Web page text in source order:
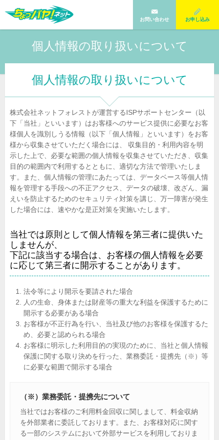
お問い合わせ お申し込み
個人情報の取り扱いについて
個人情報の取り扱いについて
株式会社ネットフォレストが運営するISPサポートセンター（以
下「当社」といいます）はお客様へのサービス提供に必要なお客
様個人を識別しうる情報（以下「個人情報」といいます）をお客
様から収集させていただく場合には、 収集目的・利用内容を明
示した上で、必要な範囲の個人情報を収集させていただき、収集
目的の範囲内で利用するとともに、適切な方法で管理いたしま
す。また、個人情報の管理にあたっては、データベース等個人情
報を管理する手段への不正アクセス、データの破壊、改ざん、漏
えいを防止するためのセキュリティ対策を講じ、万一障害が発生
した場合には、速やかな是正対策を実施いたします。
当社では原則として個人情報を第三者に提供いた
しませんが、
下記に該当する場合は、お客様の個人情報を必要
に応じて第三者に開示することがあります。
法令等により開示を要請された場合
人の生命、身体または財産等の重大な利益を保護するために
開示する必要がある場合
お客様が不正行為を行い、当社及び他のお客様を保護するた
め、必要と認められる場合
お客様に明示した利用目的の実現のために、当社と個人情報
保護に関する取り決めを行った、業務委託・提携先（※）等
に必要な範囲で開示する場合
（※）業務委託・提携先について
当社ではお客様のご利用料金回収に関しまして、料金収納
を外部業者に委託しております。また、お客様対応に関す
る一部のシステムにおいて外部サービスを利用しておりま